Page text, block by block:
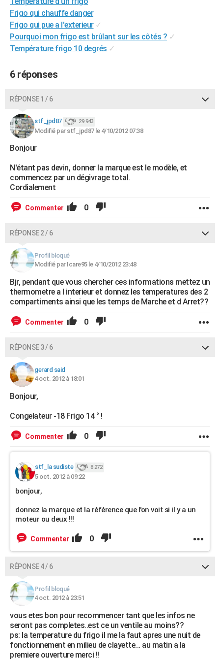
Destinations
City break
Voyage nature
Voyage de noces
Forum
Climat
+PHOTO
GUIDES D'ACHAT
BONS PLANS
CARTE DE VOEUX
COPAINS D'AVANT
S'inscrire
Se connecter
Lycées
Collèges
Primaires
Universités
Entreprises
Service militaire
Avis de recherche
AVIS DE DÉCÈS
FORUM
Bricolage
Lifestyle
Culture
Sport
Auto
Television
Voyage
Cinema
Frigo qui chauffe danger
Frigo qui pue a l'exterieur ✓
Pourquoi mon frigo est brûlant sur les côtés ? ✓
Température frigo 10 degrés ✓
6 réponses
RÉPONSE 1 / 6
stf_jpd87 29 943
Modifié par stf_jpd87 le 4/10/2012 07:38
Bonjour
N'étant pas devin, donner la marque est le modèle, et
commencez par un dégivrage total.
Cordialement
Commenter 0
RÉPONSE 2 / 6
Profil bloqué
Modifié par Icare95 le 4/10/2012 23:48
Bjr, pendant que vous chercher ces informations mettez un
thermometre a l interieur et donnez les temperatures des 2
compartiments ainsi que les temps de Marche et d Arret??
Commenter 0
RÉPONSE 3 / 6
gerard said
4 oct. 2012 à 18:01
Bonjour,
Congelateur -18 Frigo 14 ° !
Commenter 0
stf_la sudiste 8 272
5 oct. 2012 à 09:22
bonjour,
donnez la marque et la référence que l'on voit si il y a un
moteur ou deux !!!
Commenter 0
RÉPONSE 4 / 6
Profil bloqué
4 oct. 2012 à 23:51
vous etes bon pour recommencer tant que les infos ne
seront pas completes..est ce un ventile au moins??
ps: la temperature du frigo il me la faut apres une nuit de
fonctionnement en milieu de clayette... au matin a la
premiere ouverture merci !!